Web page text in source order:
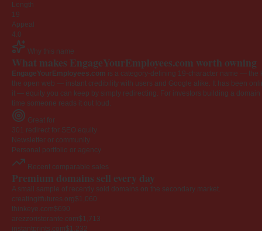
Length
19
Appeal
4.0
Why this name
What makes EngageYourEmployees.com worth owning
EngageYourEmployees.com is a category-defining 19-character name — the
the open web — instant credibility with users and Google alike. It has been
it — equity you can keep by simply redirecting. For investors building a
time someone reads it out loud.
Great for
301 redirect for SEO equity
Newsletter or community
Personal portfolio or agency
Recent comparable sales
Premium domains sell every day
A small sample of recently sold domains on the secondary market.
creatingitfutures.org$1,060
thinkeye.com$690
arezzoristorante.com$1,713
instantprints.com$1,232